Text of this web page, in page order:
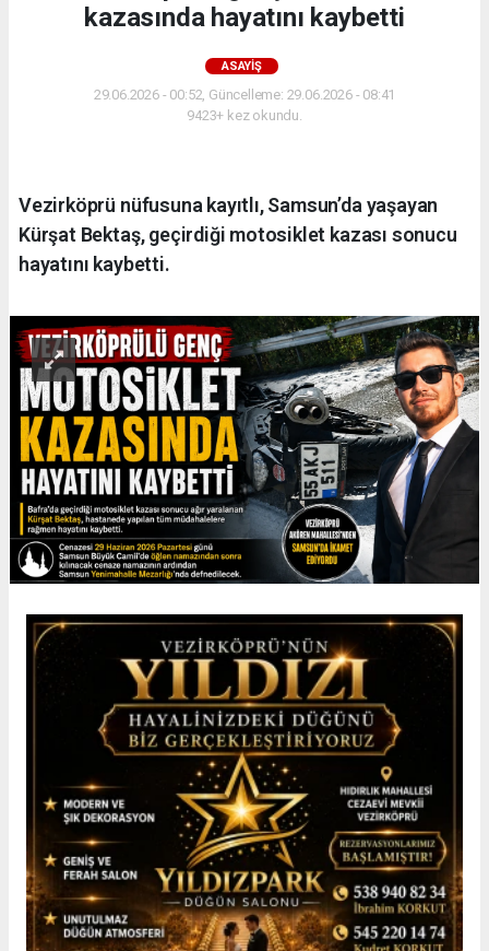
kazasında hayatını kaybetti
ASAYIŞ
29.06.2026 - 00:52, Güncelleme: 29.06.2026 - 08:41
9423+ kez okundu.
Vezirköprü nüfusuna kayıtlı, Samsun’da yaşayan
Kürşat Bektaş, geçirdiği motosiklet kazası sonucu
hayatını kaybetti.